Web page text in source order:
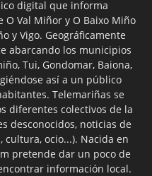
digital que informa
Val Miñor y O Baixo Miño
y Vigo. Geográficamente
abarcando los municipios
Tui, Gondomar, Baiona,
así a un público
Telemariñas se
diferentes colectivos de la
desconocidos, noticias de
cultura, ocio...). Nacida en
pretende dar un poco de
información local.